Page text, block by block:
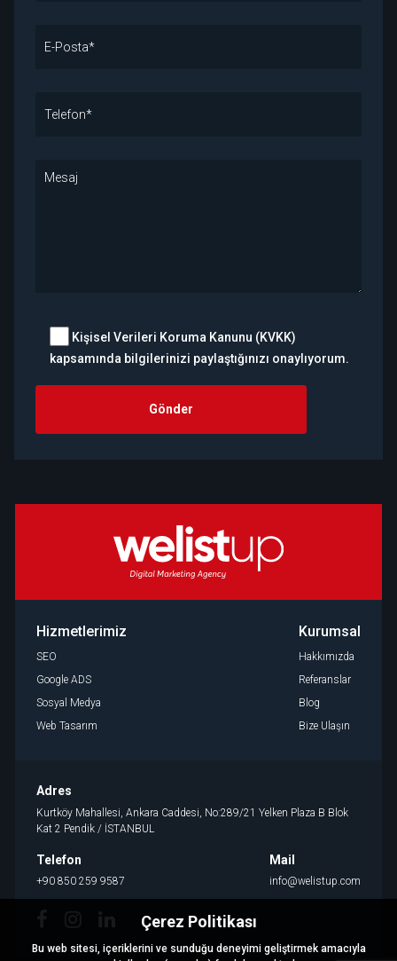
Çerez Politikası
Bu web sitesi, içeriklerini ve sunduğu deneyimi geliştirmek amacıyla
Kişisel Verileri Koruma Kanunu (KVKK)
kapsamında bilgilerinizi paylaştığınızı onaylıyorum.
Hizmetlerimiz
SEO
Google ADS
Sosyal Medya
Web Tasarım
Kurumsal
Hakkımızda
Referanslar
Blog
Bize Ulaşın
Adres
Kurtköy Mahallesi, Ankara Caddesi, No:289/21 Yelken Plaza B Blok
Kat 2 Pendik / İSTANBUL
Telefon
+90 850 259 9587
Mail
info@welistup.com